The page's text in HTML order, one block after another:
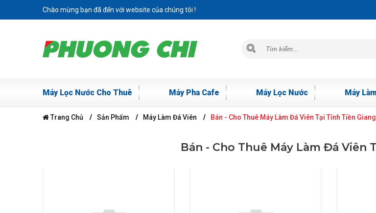
Chào mừng bạn đã đến với website của chúng tôi !
Máy Lọc Nước Cho Thuê Máy Pha Cafe Máy Lọc Nước Máy
Trang Chủ Sản Phẩm Máy Làm Đá Viên Bán - Cho Thuê Máy Làm Đá Viên Tại Tỉnh Tiền Giang
Bán - Cho Thuê Máy Làm Đá Viên